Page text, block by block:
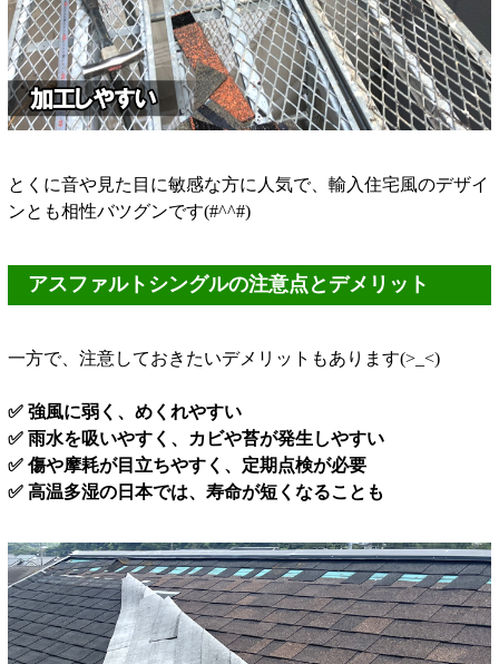
とくに音や見た目に敏感な方に人気で、輸入住宅風のデザイ
ンとも相性バツグンです(#^^#)
アスファルトシングルの注意点とデメリット
一方で、注意しておきたいデメリットもあります(>_<)
✅ 強風に弱く、めくれやすい
✅ 雨水を吸いやすく、カビや苔が発生しやすい
✅ 傷や摩耗が目立ちやすく、定期点検が必要
✅ 高温多湿の日本では、寿命が短くなることも